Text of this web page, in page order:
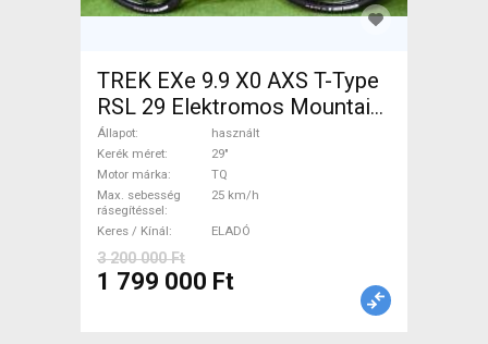
TREK EXe 9.9 X0 AXS T-Type
RSL 29 Elektromos Mountain
Bike 29" össztelós / fully TQ
használt ELADÓ
Állapot
használt
Kerék méret
29"
Motor márka
TQ
Max. sebesség
rásegítéssel
25 km/h
Keres / Kínál ELADÓ
3 200 000 Ft
1 799 000 Ft